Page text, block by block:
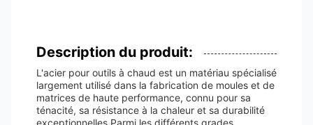
Description du produit:
L'acier pour outils à chaud est un matériau spécialisé
largement utilisé dans la fabrication de moules et de
matrices de haute performance, connu pour sa
ténacité, sa résistance à la chaleur et sa durabilité
exceptionnelles.Parmi les différents grades